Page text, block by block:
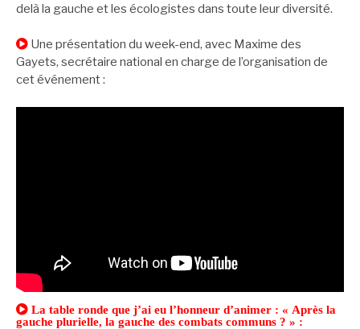
delà la gauche et les écologistes dans toute leur diversité.
Une présentation du week-end, avec Maxime des
Gayets, secrétaire national en charge de l’organisation de
cet événement :
La table ronde que j’ai eu l’honneur d’animer : « Après la
gauche plurielle, la gauche des combats communs ? » :